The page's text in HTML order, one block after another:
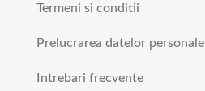
Termeni si conditii
Prelucrarea datelor personale
Intrebari frecvente